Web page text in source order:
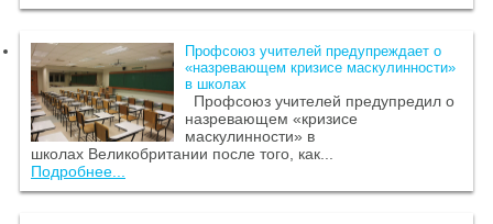
Профсоюз учителей предупреждает о
«назревающем кризисе маскулинности»
в школах
Профсоюз учителей предупредил о
назревающем «кризисе
маскулинности» в
школах Великобритании после того, как...
Подробнее...